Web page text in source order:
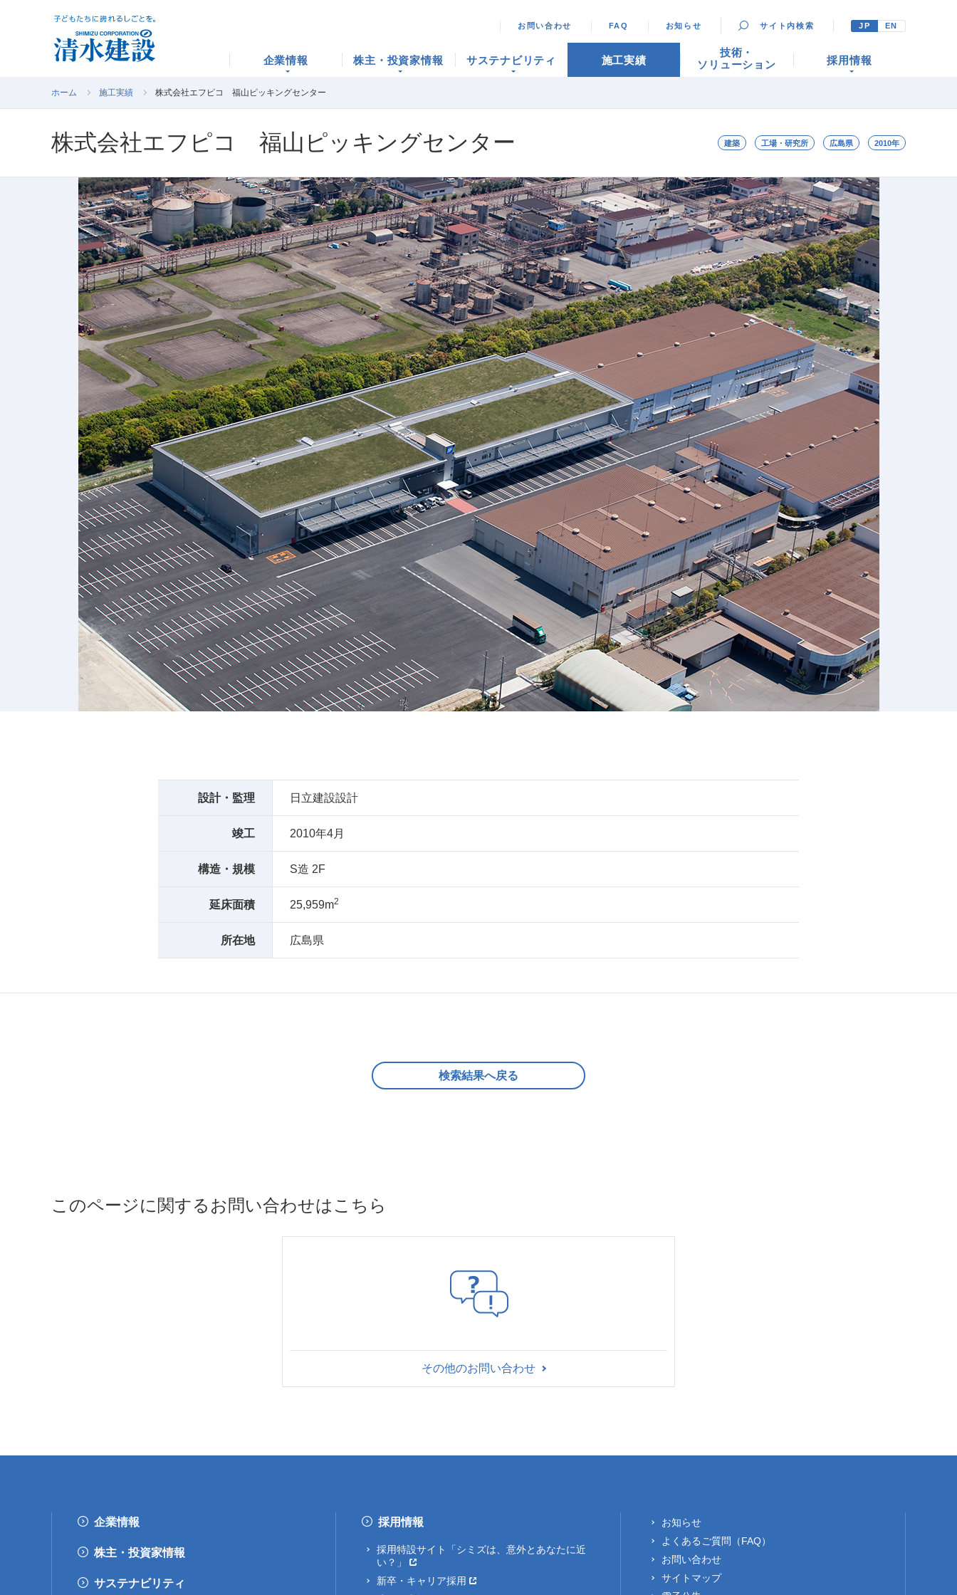
お問い合わせ FAQ お知らせ サイト内検索 JP EN
企業情報 株主・投資家情報 サステナビリティ 施工実績
技術・
ソリューション
採用情報
ホーム 施工実績 株式会社エフピコ 福山ピッキングセンター
株式会社エフピコ 福山ピッキングセンター 建築 工場・研究所 広島県 2010年
設計・監理 日立建設設計
竣工 2010年4月
構造・規模 S造 2F
延床面積 25,959m2
所在地 広島県
検索結果へ戻る
このページに関するお問い合わせはこちら
その他のお問い合わせ
企業情報
株主・投資家情報
サステナビリティ
採用情報
採用特設サイト「シミズは、意外とあなたに近
い？」
新卒・キャリア採用
お知らせ
よくあるご質問（FAQ）
お問い合わせ
サイトマップ